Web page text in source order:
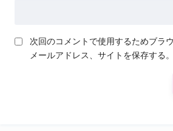
次回のコメントで使用するためブラ
メールアドレス、サイトを保存する。